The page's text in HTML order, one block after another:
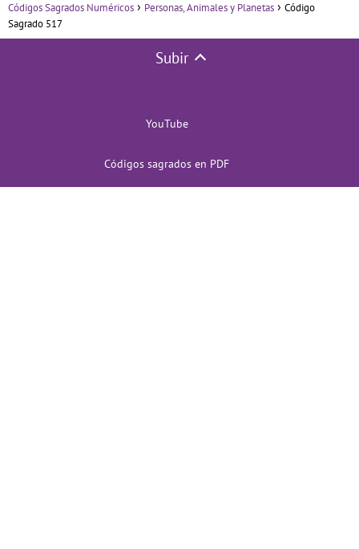
Códigos Sagrados Numéricos Personas, Animales y Planetas
Código
Sagrado 517
Subir
YouTube
Códigos sagrados en PDF